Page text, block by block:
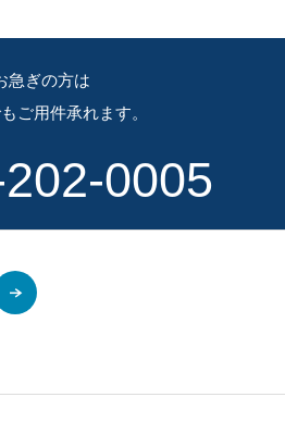
急ぎの方は
ご用件承れます。
0005